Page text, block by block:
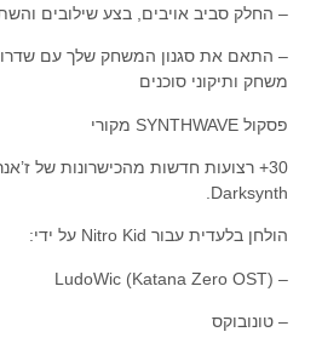
– החלק סביב אויבים, בצע שילובים
– התאם את סגנון המשחק שלך עם
משחק ותיקוני סוכנים
פסקול SYNTHWAVE מקורי
Darksynth.
הולחן בלעדית עבור Nitro Kid על ידי:
– LudoWic (Katana Zero OST)
– טונובוקס